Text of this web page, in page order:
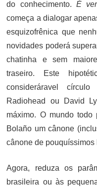
do conhecimento. È
começa a dialogar
esquizofrênica que
novidades poderá
chatinha e sem
traseiro. Este
consideráravel
Radiohead ou David
máximo. O mundo todo
Bolaño um cânone
cânone de
Agora, reduza os
brasileira ou às